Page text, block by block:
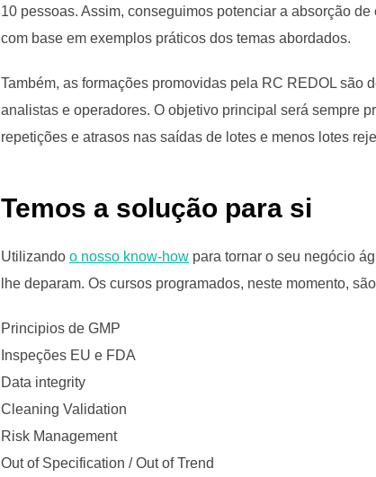
10 pessoas. Assim, conseguimos potenciar a absorção
com base em exemplos práticos dos temas abordados.
Também, as formações promovidas pela RC REDOL
analistas e operadores. O objetivo principal será sempre
repetições e atrasos nas saídas de lotes e menos lotes
Temos a solução para si
Utilizando o nosso know-how para tornar o seu negócio
lhe deparam. Os cursos programados, neste momento,
Principios de GMP
Inspeções EU e FDA
Data integrity
Cleaning Validation
Risk Management
Out of Specification / Out of Trend